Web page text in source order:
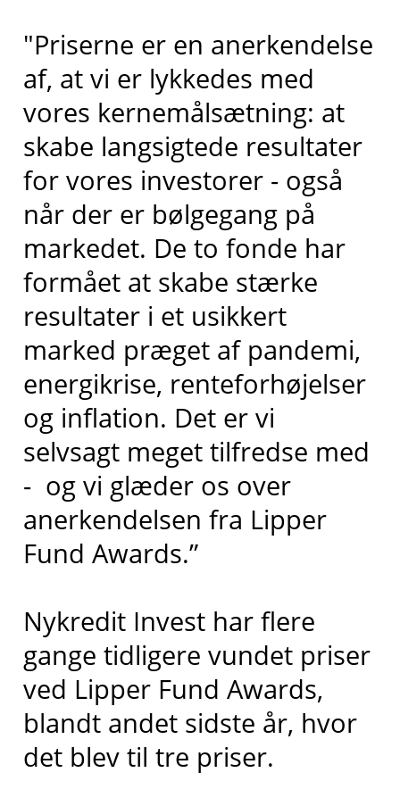
"Priserne er en anerkendelse
af, at vi er lykkedes med
vores kernemålsætning: at
skabe langsigtede resultater
for vores investorer - også
når der er bølgegang på
markedet. De to fonde har
formået at skabe stærke
resultater i et usikkert
marked præget af pandemi,
energikrise, renteforhøjelser
og inflation. Det er vi
selvsagt meget tilfredse med
- og vi glæder os over
anerkendelsen fra Lipper
Fund Awards.”
Nykredit Invest har flere
gange tidligere vundet priser
ved Lipper Fund Awards,
blandt andet sidste år, hvor
det blev til tre priser.